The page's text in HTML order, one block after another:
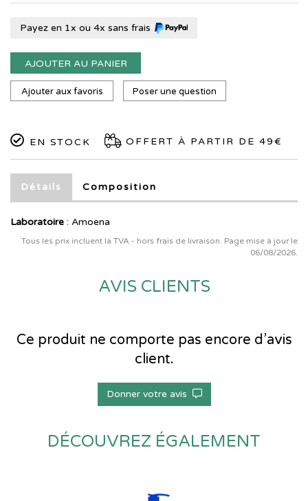
Payez en 1x ou 4x sans frais
AJOUTER AU PANIER
Ajouter aux favoris Poser une question
EN STOCK OFFERT À PARTIR DE 49€
Détails Composition
Laboratoire : Amoena
Tous les prix incluent la TVA - hors frais de livraison. Page mise à jour le
06/08/2026.
AVIS CLIENTS
Ce produit ne comporte pas encore d’avis
client.
Donner votre avis
DÉCOUVREZ ÉGALEMENT